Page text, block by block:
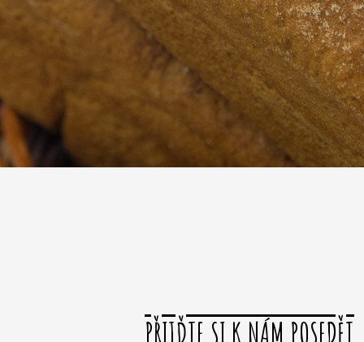
PŘIJĎTE SI K NÁM POSEDĚT